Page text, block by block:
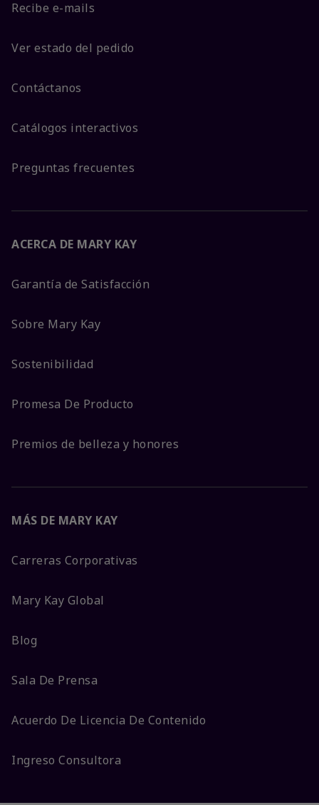
Recibe e-mails
Ver estado del pedido
Contáctanos
Catálogos interactivos
Preguntas frecuentes
ACERCA DE MARY KAY
Garantía de Satisfacción
Sobre Mary Kay
Sostenibilidad
Promesa De Producto
Premios de belleza y honores
MÁS DE MARY KAY
Carreras Corporativas
Mary Kay Global
Blog
Sala De Prensa
Acuerdo De Licencia De Contenido
Ingreso Consultora